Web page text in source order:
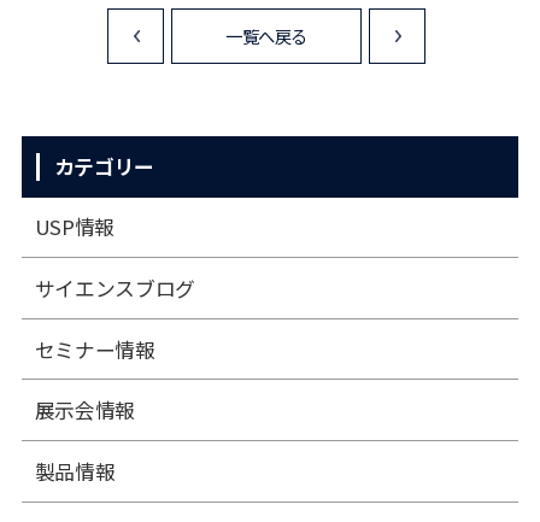
<
一覧へ戻る
カテゴリー
USP情報
サイエンスブログ
セミナー情報
展⽰会情報
製品情報